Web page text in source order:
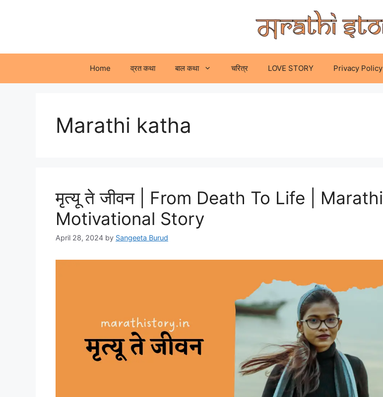
Home व्रत कथा बाल कथा चरित्र LOVE STORY Privacy Policy
Marathi katha
मृत्यू ते जीवन | From Death To Life | Marathi
Motivational Story
April 28, 2024 by Sangeeta Burud